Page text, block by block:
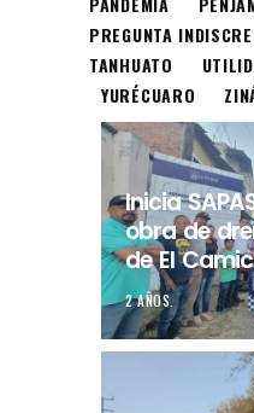
PREGUNTA
TANHUATO
YURÉCUARO
Inicia
obra de
de El
2 AÑOS.